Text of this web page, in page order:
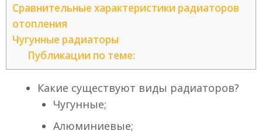
Сравнительные характеристики радиаторов
отопления
Чугунные радиаторы
Публикации по теме:
Какие существуют виды радиаторов?
Чугунные;
Алюминиевые;